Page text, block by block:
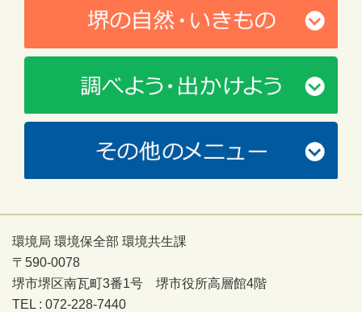
環境局 環境保全部 環境共生課
〒590-0078
堺市堺区南瓦町3番1号 堺市役所高層館4階
TEL : 072-228-7440